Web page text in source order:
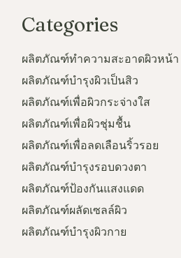
Categories
ผลิตภัณฑ์ทำความสะอาดผิวหน้า
ผลิตภัณฑ์บำรุงผิวเป็นสิว
ผลิตภัณฑ์เพื่อผิวกระจ่างใส
ผลิตภัณฑ์เพื่อผิวชุ่มชื้น
ผลิตภัณฑ์เพื่อลดเลือนริ้วรอย
ผลิตภัณฑ์บำรุงรอบดวงตา
ผลิตภัณฑ์ป้องกันแสงแดด
ผลิตภัณฑ์ผลัดเซลล์ผิว
ผลิตภัณฑ์บำรุงผิวกาย